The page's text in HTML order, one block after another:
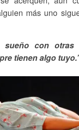
más uno
sueño con otras
tienen algo